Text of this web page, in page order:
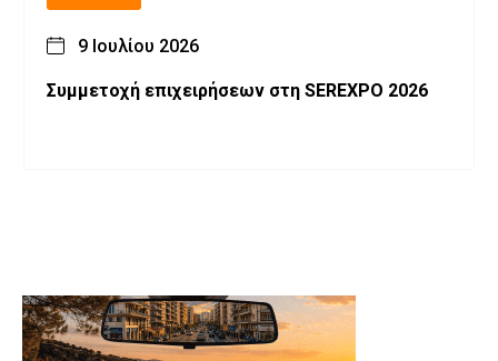
9 Ιουλίου 2026
Συμμετοχή επιχειρήσεων στη SEREXPO 2026